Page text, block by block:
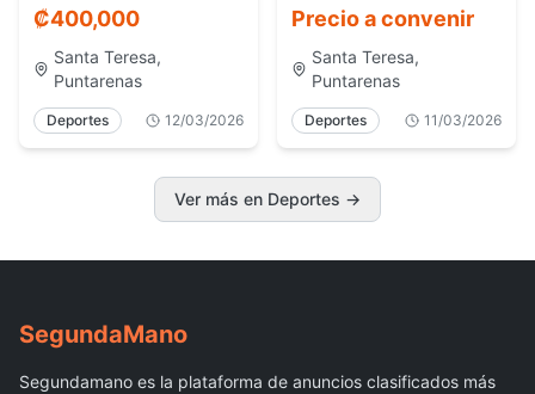
Works con
suspensión Fox 32
₡400,000
Santa Teresa,
Puntarenas
Deportes 12/03/2026
Precio a convenir
Santa Teresa,
Puntarenas
Deportes 11/03/2026
Ver más en Deportes →
SegundaMano
Segundamano es la plataforma de anuncios clasificados más